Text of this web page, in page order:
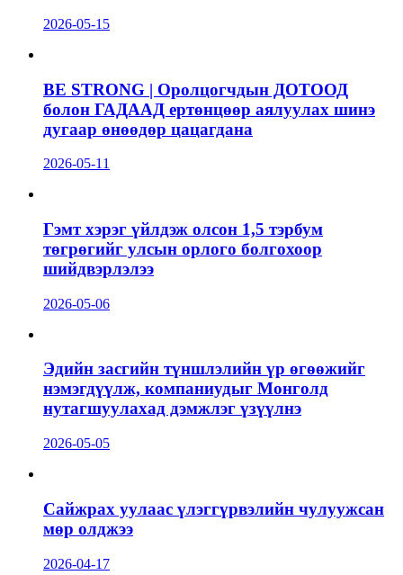
2026-05-15
BE STRONG | Оролцогчдын ДОТООД
болон ГАДААД ертөнцөөр аялуулах шинэ
дугаар өнөөдөр цацагдана
2026-05-11
Гэмт хэрэг үйлдэж олсон 1,5 тэрбум
төгрөгийг улсын орлого болгохоор
шийдвэрлэлээ
2026-05-06
Эдийн засгийн түншлэлийн үр өгөөжийг
нэмэгдүүлж, компаниудыг Монголд
нутагшуулахад дэмжлэг үзүүлнэ
2026-05-05
Сайжрах уулаас үлэггүрвэлийн чулуужсан
мөр олджээ
2026-04-17